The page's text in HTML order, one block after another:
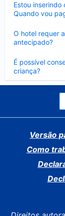
Estou
Quando vou
O hotel requer
antecipado?
É possível
criança?
Contraído
Versão
Como